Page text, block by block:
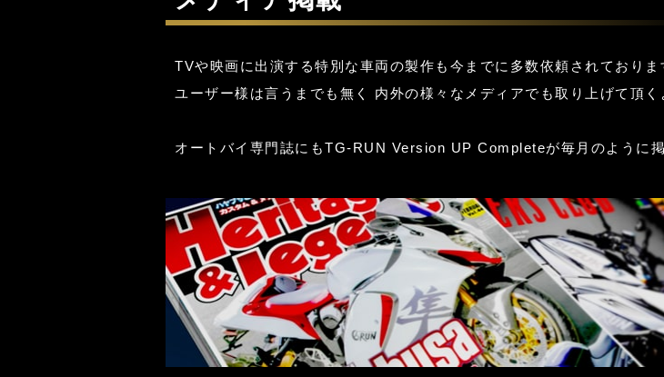
TVや映画に出演する特別な車両の製作も今までに多数依頼されており
ユーザー様は言うまでも無く 内外の様々なメディアでも取り上げて頂く
オートバイ専門誌にもTG-RUN Version UP Completeが毎月のように掲